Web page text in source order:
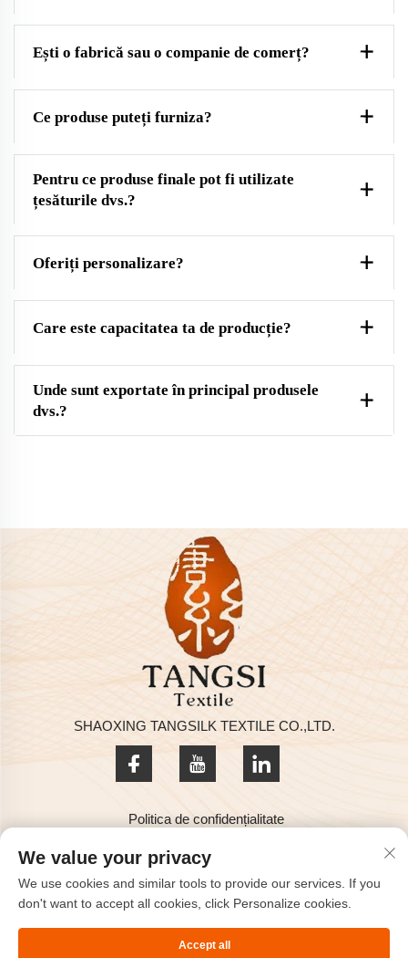
Ești o fabrică sau o companie de comerț?
Ce produse puteți furniza?
Pentru ce produse finale pot fi utilizate
țesăturile dvs.?
Oferiți personalizare?
Care este capacitatea ta de producție?
Unde sunt exportate în principal produsele
dvs.?
SHAOXING TANGSILK TEXTILE CO.,LTD.
Politica de confidențialitate
Drepturi de autor © 2025 de SHAOXING TANGSILK TEXTILE
CO.,LTD
Contactați-ne
Address: Rm801, 8F, Haizhou International, Keqiao, Shaoxing,
We value your privacy
We use cookies and similar tools to provide our services. If you
don't want to accept all cookies, click Personalize cookies.
Accept all